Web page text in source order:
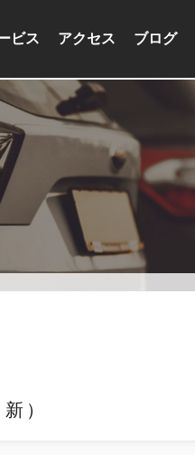
ビス アクセス ブログ
）